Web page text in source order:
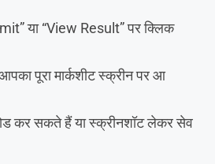
या “View Result” पर क्लिक
पूरा मार्कशीट स्क्रीन पर आ
कर सकते हैं या स्क्रीनशॉट लेकर सेव